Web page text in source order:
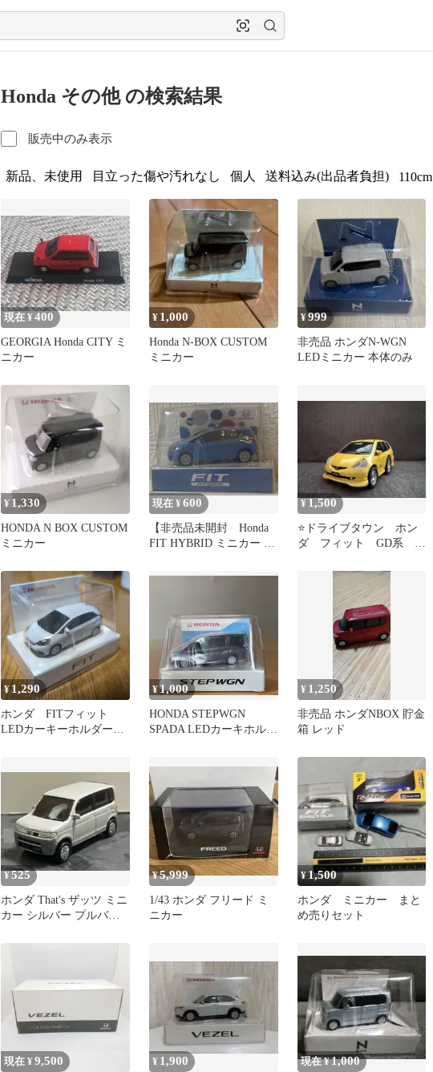
Honda その他 の検索結果
販売中のみ表示
新品、未使用 目立った傷や汚れなし 個人 送料込み(出品者負担) 110cm
現在 ¥400
GEORGIA Honda CITY ミ
ニカー
¥ 1,000
Honda N-BOX CUSTOM
ミニカー
¥999
非売品 ホンダN-WGN
LEDミニカー 本体のみ
¥ 1,330
HONDA N BOX CUSTOM
ミニカー
現在 ¥600
【非売品未開封 Honda
FIT HYBRID ミニカー キ
¥ 1,500
⭐️ドライブタウン ホン
ダ フィット GD系 薄
¥ 1,290
ホンダ FITフィット
LEDカーキーホルダー
¥1,000
HONDA STEPWGN
SPADA LEDカーキホルダ
¥ 1,250
非売品 ホンダNBOX 貯金
箱 レッド
¥525
ホンダ That's ザッツ ミニ
カー シルバー プルバッ
¥5,999
1/43 ホンダ フリード ミ
ニカー
¥1,500
ホンダ ミニカー まと
め売りセット
現在 ¥9,500 ¥ 1,900 現在 ¥1,000